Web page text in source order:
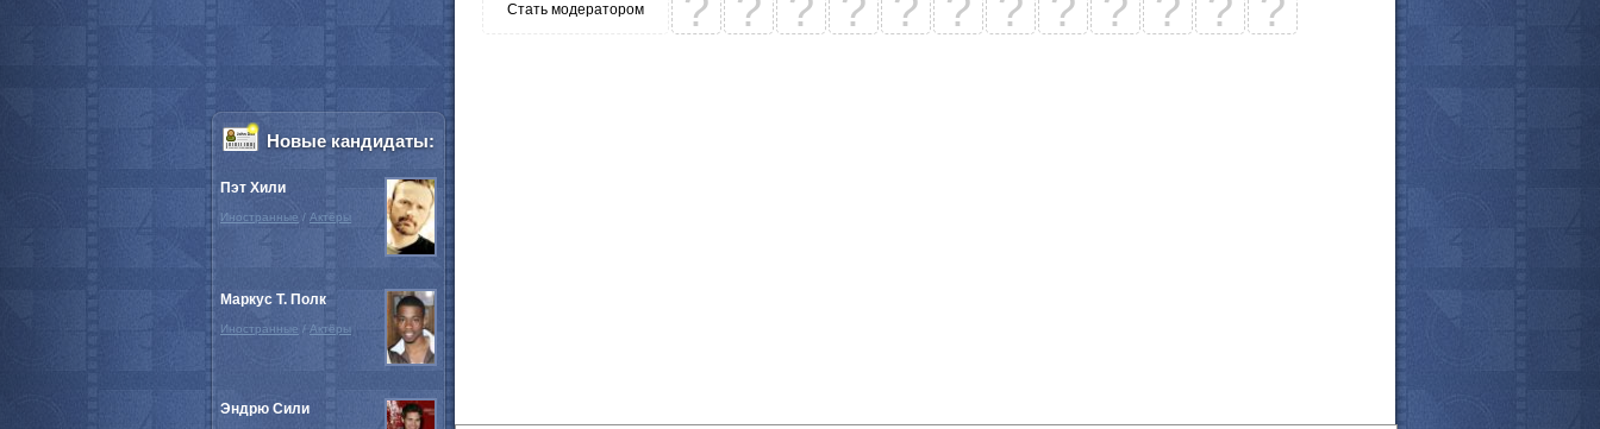
Стать модератором
Новые кандидаты:
Пэт Хили
Иностранные / Актёры
Маркус Т. Полк
Иностранные / Актёры
Эндрю Сили